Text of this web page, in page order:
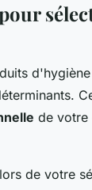
de votre
de votre